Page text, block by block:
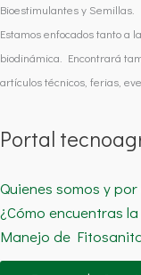
Bioestimulantes y Semillas.
Estamos enfocados tanto a
biodinámica. Encontrará
artículos técnicos, ferias,
Portal
Quienes somos y
¿Cómo encuentras
Manejo de